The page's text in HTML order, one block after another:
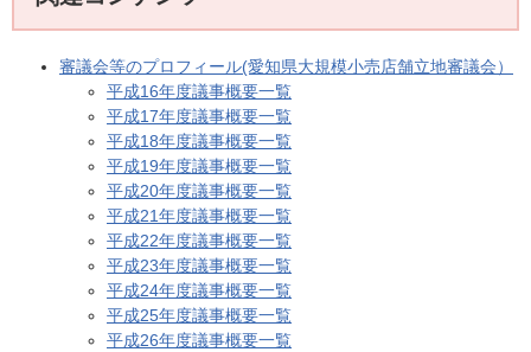
審議会等のプロフィール(愛知県大規模小売店舗立地審議会）
平成16年度議事概要一覧
平成17年度議事概要一覧
平成18年度議事概要一覧
平成19年度議事概要一覧
平成20年度議事概要一覧
平成21年度議事概要一覧
平成22年度議事概要一覧
平成23年度議事概要一覧
平成24年度議事概要一覧
平成25年度議事概要一覧
平成26年度議事概要一覧